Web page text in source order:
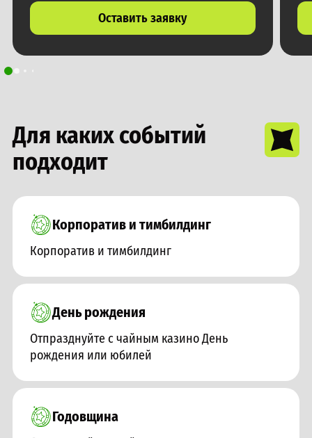
Оставить заявку
Для каких событий
подходит
Корпоратив и тимбилдинг
Корпоратив и тимбилдинг
День рождения
Отпразднуйте с чайным казино День
рождения или юбилей
Годовщина